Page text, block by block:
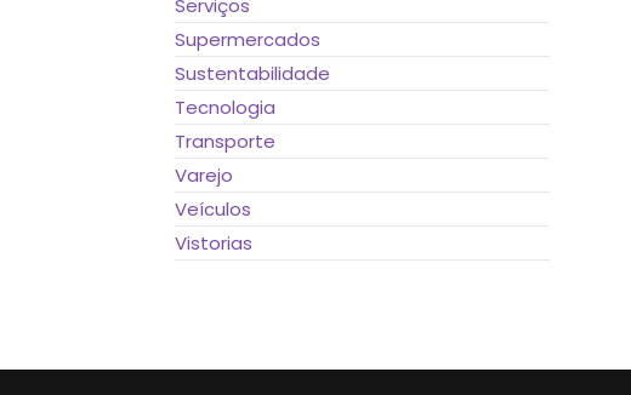
Serviços
Supermercados
Sustentabilidade
Tecnologia
Transporte
Varejo
Veículos
Vistorias